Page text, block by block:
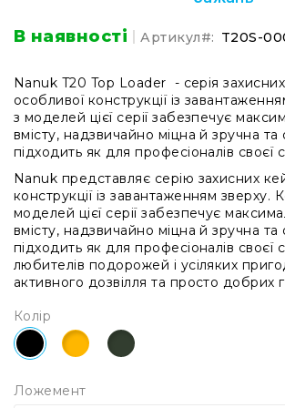
системи
Моніторінг
(IEM)
Приймачі
Передавачі
Мікрофонні
голови
Всі
Аксесуари
та
Антени
В наявності Артикул T20S-
Nanuk T20 Top Loader - серія захисних
особливої конструкції із
з моделей цієї серії забезпечує
вмісту, надзвичайно міцна й зручна
підходить як для професіоналів своєї
Nanuk представляє серію захисних
конструкції із завантаженням зверху.
моделей цієї серії забезпечує
вмісту, надзвичайно міцна й зручна
підходить як для професіоналів своєї
любителів подорожей і усіляких
активного дозвілля та просто добрих
Колір
Ложемент